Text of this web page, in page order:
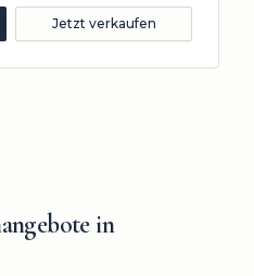
Jetzt verkaufen
in